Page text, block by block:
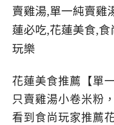
花蓮美食推薦【單
只賣雞湯小卷米粉
看到食尚玩家推薦